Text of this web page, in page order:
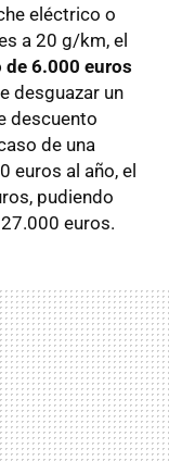
eléctrico o
a 20 g/km, el
6.000 euros
desguazar un
descuento
de una
euros al año, el
pudiendo
euros.